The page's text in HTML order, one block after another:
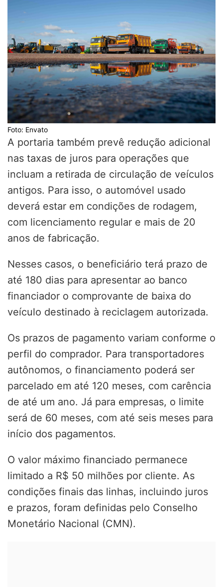
Foto: Envato
A portaria também prevê redução adicional
nas taxas de juros para operações que
incluam a retirada de circulação de veículos
antigos. Para isso, o automóvel usado
deverá estar em condições de rodagem,
com licenciamento regular e mais de 20
anos de fabricação.
Nesses casos, o beneficiário terá prazo de
até 180 dias para apresentar ao banco
financiador o comprovante de baixa do
veículo destinado à reciclagem autorizada.
Os prazos de pagamento variam conforme o
perfil do comprador. Para transportadores
autônomos, o financiamento poderá ser
parcelado em até 120 meses, com carência
de até um ano. Já para empresas, o limite
será de 60 meses, com até seis meses para
início dos pagamentos.
O valor máximo financiado permanece
limitado a R$ 50 milhões por cliente. As
condições finais das linhas, incluindo juros
e prazos, foram definidas pelo Conselho
Monetário Nacional (CMN).